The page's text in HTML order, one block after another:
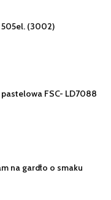
505el. (3002)
FSC- LD7088
na gardło o smaku